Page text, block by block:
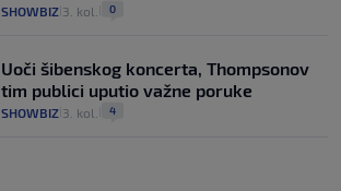
SHOWBIZ 3. kol. 0
Uoči šibenskog koncerta, Thompsonov
tim publici uputio važne poruke
SHOWBIZ 3. kol. 4